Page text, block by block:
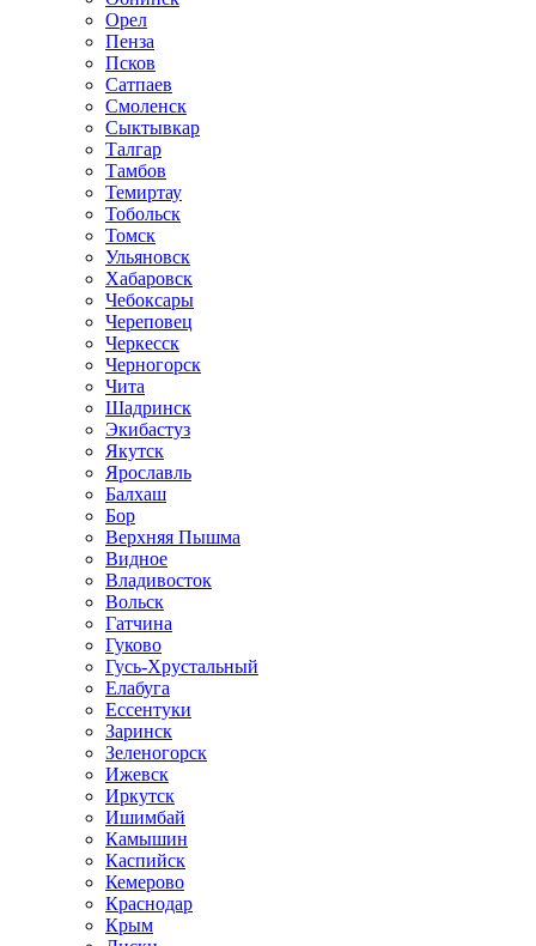
Орел
Пенза
Псков
Сатпаев
Смоленск
Сыктывкар
Талгар
Тамбов
Темиртау
Тобольск
Томск
Ульяновск
Хабаровск
Чебоксары
Череповец
Черкесск
Черногорск
Чита
Шадринск
Экибастуз
Якутск
Ярославль
Балхаш
Бор
Верхняя Пышма
Видное
Владивосток
Вольск
Гатчина
Гуково
Гусь-Хрустальный
Елабуга
Ессентуки
Заринск
Зеленогорск
Ижевск
Иркутск
Ишимбай
Камышин
Каспийск
Кемерово
Краснодар
Крым